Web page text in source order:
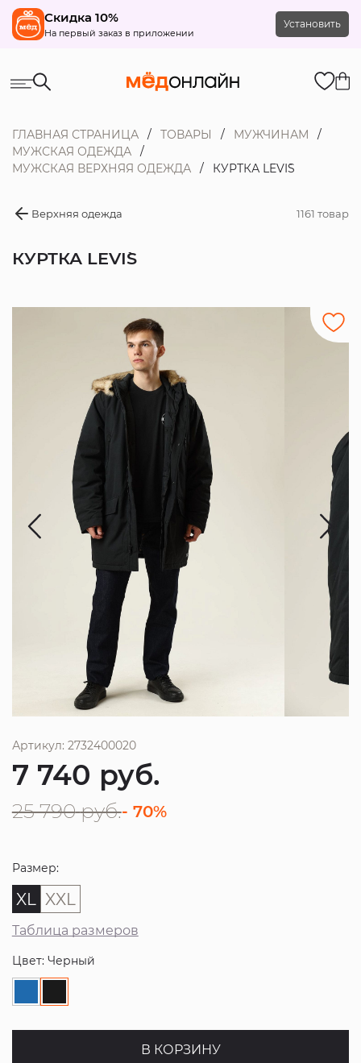
Скидка 10%
На первый заказ в приложении
Установить
ГЛАВНАЯ СТРАНИЦА ТОВАРЫ
МУЖЧИНАМ
МУЖСКАЯ ОДЕЖДА
МУЖСКАЯ ВЕРХНЯЯ ОДЕЖДА
КУРТКА LEVI`S
Верхняя одежда 1161 товар
КУРТКА LEVI`S
Артикул: 2732400020
7 740 руб.
25 790 руб.- 70%
Размер:
XL XXL
Таблица размеров
Цвет: Черный
В КОРЗИНУ